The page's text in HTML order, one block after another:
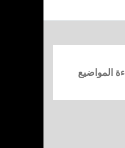
المواضيع